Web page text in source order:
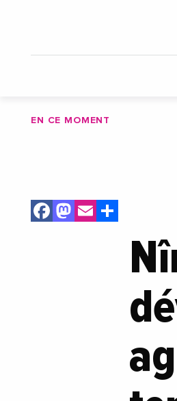
EN CE MOMENT
Facebook
Mastodon
Email